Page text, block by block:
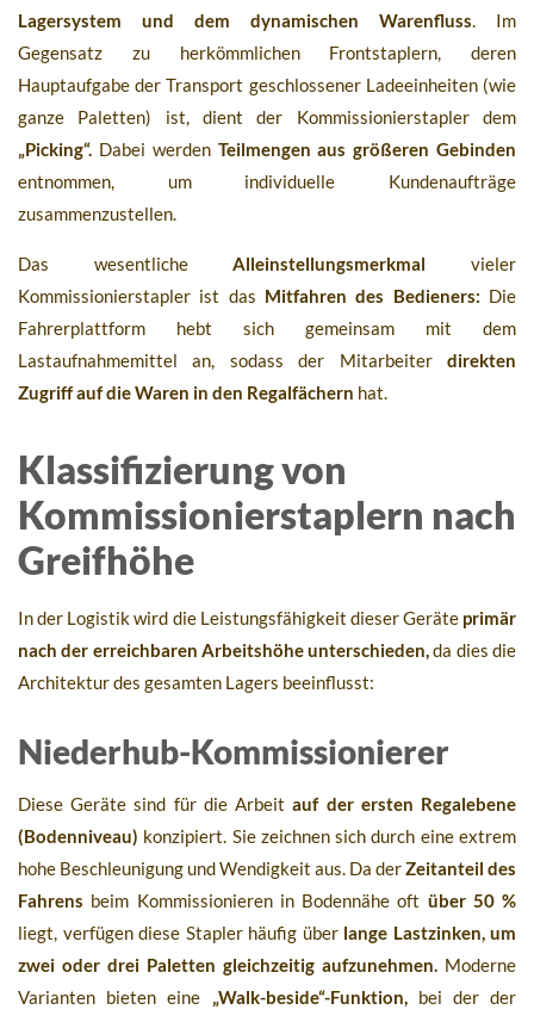
Lagersystem und dem dynamischen Warenfluss. Im
Gegensatz zu herkömmlichen Frontstaplern, deren
Hauptaufgabe der Transport geschlossener Ladeeinheiten (wie
ganze Paletten) ist, dient der Kommissionierstapler dem
„Picking“. Dabei werden Teilmengen aus größeren Gebinden
entnommen, um individuelle Kundenaufträge
zusammenzustellen.
Das wesentlicheAlleinstellungsmerkmal vieler
Kommissionierstapler ist das Mitfahren des Bedieners: Die
Fahrerplattform hebt sich gemeinsam mit dem
Lastaufnahmemittel an, sodass der Mitarbeiter direkten
Zugriff auf die Waren in den Regalfächern hat.
Klassifizierung von
Kommissionierstaplern nach
Greifhöhe
In der Logistik wird die Leistungsfähigkeit dieser Geräte primär
nach der erreichbaren Arbeitshöhe unterschieden,da dies die
Architektur des gesamten Lagers beeinflusst:
Niederhub-Kommissionierer
Diese Geräte sind für die Arbeitauf der ersten Regalebene
(Bodenniveau) konzipiert. Sie zeichnen sich durch eine extrem
hohe Beschleunigung und Wendigkeit aus. Da derZeitanteil des
Fahrens beim Kommissionieren in Bodennähe oft über 50 %
liegt, verfügen diese Stapler häufig über lange Lastzinken, um
zwei oder drei Paletten gleichzeitig aufzunehmen. Moderne
Varianten bieten eine „Walk-beside“-Funktion,bei der der